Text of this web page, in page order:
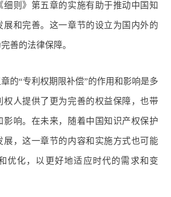
细则》第五章的实施有助于推动中国知
展和完善。这一章节的设立为国内外的
善的法律保障。
的“专利权期限补偿”的作用和影响是多
权人提供了更为完善的权益保障，也带
影响。在未来，随着中国知识产权保护
展，这一章节的内容和实施方式也可能
优化，以更好地适应时代的需求和变